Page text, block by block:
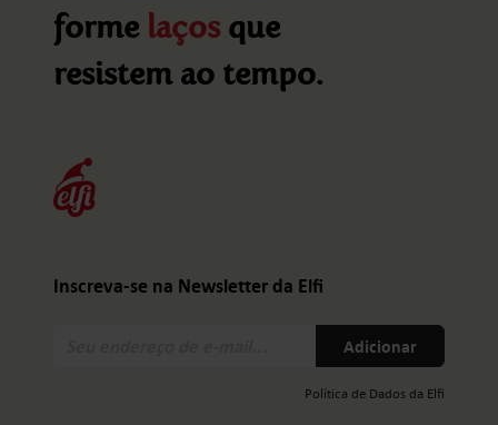
forme laçosque
resistem ao tempo.
Inscreva-se na Newsletter da Elfi
Adicionar
Política de Dados da Elfi